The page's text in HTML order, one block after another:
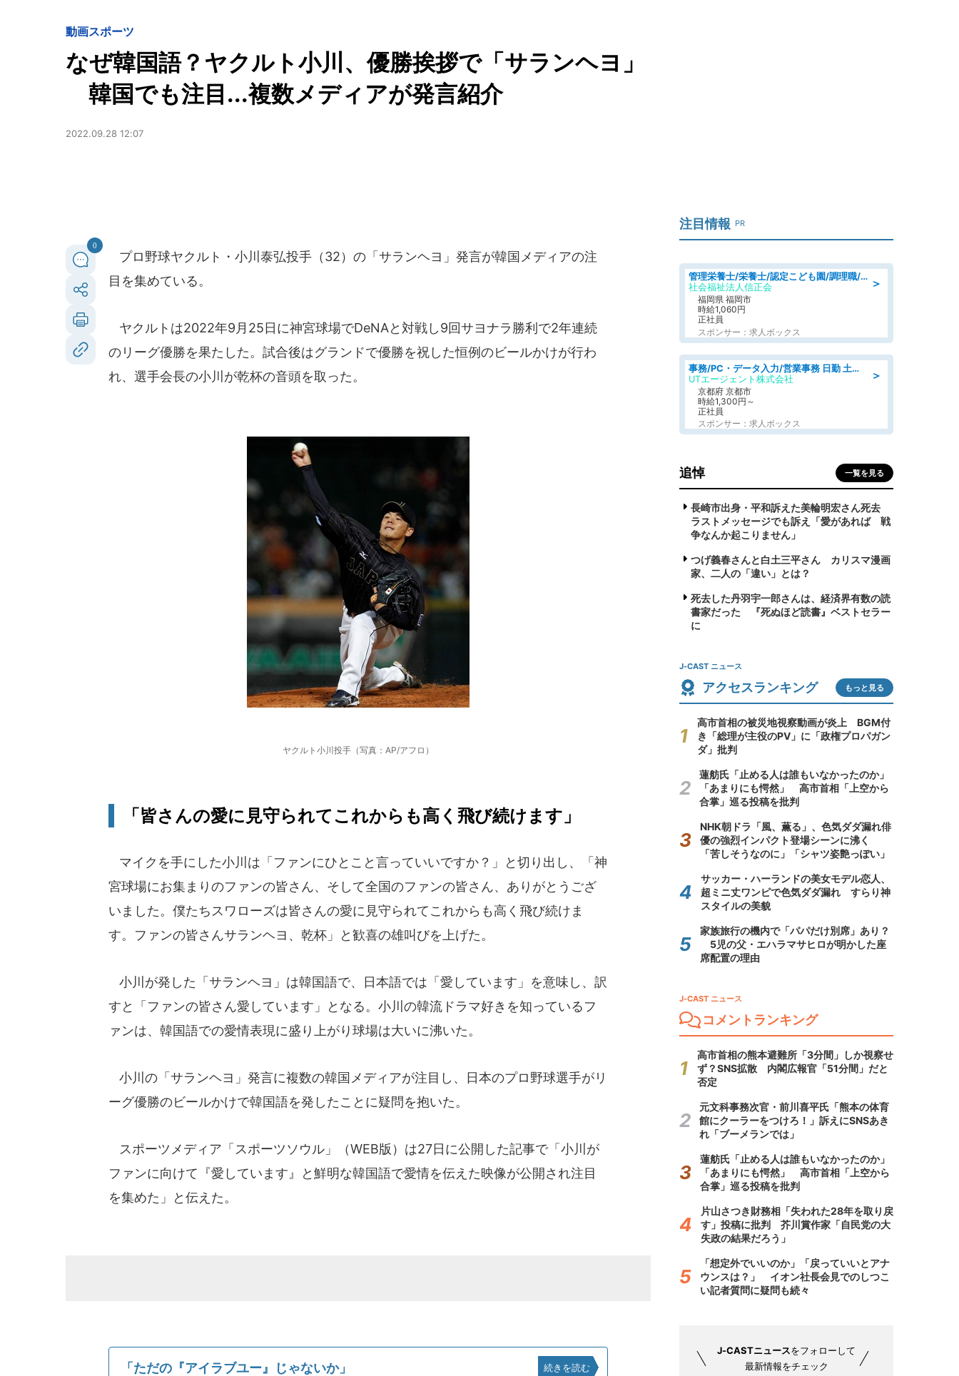
動画スポーツ
なぜ韓国語？ヤクルト小川、優勝挨拶で「サランヘヨ」
韓国でも注目...複数メディアが発言紹介
2022.09.28 12:07
0
プロ野球ヤクルト・小川泰弘投手（32）の「サランヘヨ」発言が韓国メディアの注
目を集めている。
ヤクルトは2022年9月25日に神宮球場でDeNAと対戦し9回サヨナラ勝利で2年連続
のリーグ優勝を果たした。試合後はグランドで優勝を祝した恒例のビールかけが行わ
れ、選手会長の小川が乾杯の音頭を取った。
ヤクルト小川投手（写真：AP/アフロ）
「皆さんの愛に見守られてこれからも高く飛び続けます」
マイクを手にした小川は「ファンにひとこと言っていいですか？」と切り出し、「神
宮球場にお集まりのファンの皆さん、そして全国のファンの皆さん、ありがとうござ
いました。僕たちスワローズは皆さんの愛に見守られてこれからも高く飛び続けま
す。ファンの皆さんサランヘヨ、乾杯」と歓喜の雄叫びを上げた。
小川が発した「サランヘヨ」は韓国語で、日本語では「愛しています」を意味し、訳
すと「ファンの皆さん愛しています」となる。小川の韓流ドラマ好きを知っているフ
ァンは、韓国語での愛情表現に盛り上がり球場は大いに沸いた。
小川の「サランヘヨ」発言に複数の韓国メディアが注目し、日本のプロ野球選手がリ
ーグ優勝のビールかけで韓国語を発したことに疑問を抱いた。
スポーツメディア「スポーツソウル」（WEB版）は27日に公開した記事で「小川が
ファンに向けて『愛しています』と鮮明な韓国語で愛情を伝えた映像が公開され注目
を集めた」と伝えた。
「ただの『アイラブユー』じゃないか」 続きを読む
注目情報 PR
＞
管理栄養士/栄養士/認定こども園/調理職/認定こども園/週3日～相談可能
社会福祉法人信正会
福岡県 福岡市
時給1,060円
正社員
スポンサー：求人ボックス
＞
事務/PC・データ入力/営業事務 日勤 土日祝休 未経験歓迎 おしゃれOK総合事務
UTエージェント株式会社
京都府 京都市
時給1,300円～
正社員
スポンサー：求人ボックス
追悼 一覧を見る
長崎市出身・平和訴えた美輪明宏さん死去
ラストメッセージでも訴え「愛があれば 戦
争なんか起こりません」
つげ義春さんと白土三平さん カリスマ漫画
家、二人の「違い」とは？
死去した丹羽宇一郎さんは、経済界有数の読
書家だった 『死ぬほど読書』ベストセラー
に
J-CAST ニュース
アクセスランキング もっと見る
高市首相の被災地視察動画が炎上 BGM付
き「総理が主役のPV」に「政権プロパガン
ダ」批判
蓮舫氏「止める人は誰もいなかったのか」
「あまりにも愕然」 高市首相「上空から
合掌」巡る投稿を批判
NHK朝ドラ「風、薫る」、色気ダダ漏れ俳
優の強烈インパクト登場シーンに沸く
「苦しそうなのに」「シャツ姿艶っぽい」
サッカー・ハーランドの美女モデル恋人、
超ミニ丈ワンピで色気ダダ漏れ すらり神
スタイルの美貌
家族旅行の機内で「パパだけ別席」あり？
5児の父・エハラマサヒロが明かした座
席配置の理由
J-CAST ニュース
コメントランキング
高市首相の熊本避難所「3分間」しか視察せ
ず？SNS拡散 内閣広報官「51分間」だと
否定
元文科事務次官・前川喜平氏「熊本の体育
館にクーラーをつけろ！」訴えにSNSあき
れ「ブーメランでは」
蓮舫氏「止める人は誰もいなかったのか」
「あまりにも愕然」 高市首相「上空から
合掌」巡る投稿を批判
片山さつき財務相「失われた28年を取り戻
す」投稿に批判 芥川賞作家「自民党の大
失政の結果だろう」
「想定外でいいのか」「戻っていいとアナ
ウンスは？」 イオン社長会見でのしつこ
い記者質問に疑問も続々
J-CASTニュースをフォローして
最新情報をチェック